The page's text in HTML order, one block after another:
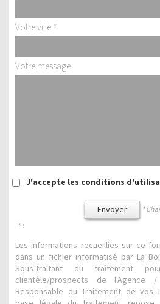
Votre ville *
Votre message
J'accepte les conditions
Envoyer *
* :
Les informations recueillies sur ce
dans un fichier informatisé par La
Sous-traitant du traitement
clientèle/prospects de
Responsable du Traitement de vos